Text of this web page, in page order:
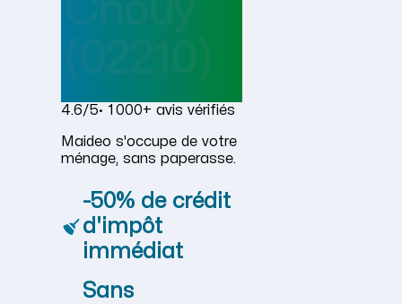
4.6/5· 1 000+ avis vérifiés
Maideo s'occupe de votre
ménage, sans paperasse.
-50% de crédit
d'impôt
immédiat
Sans